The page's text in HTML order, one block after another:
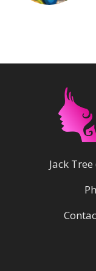
Jack